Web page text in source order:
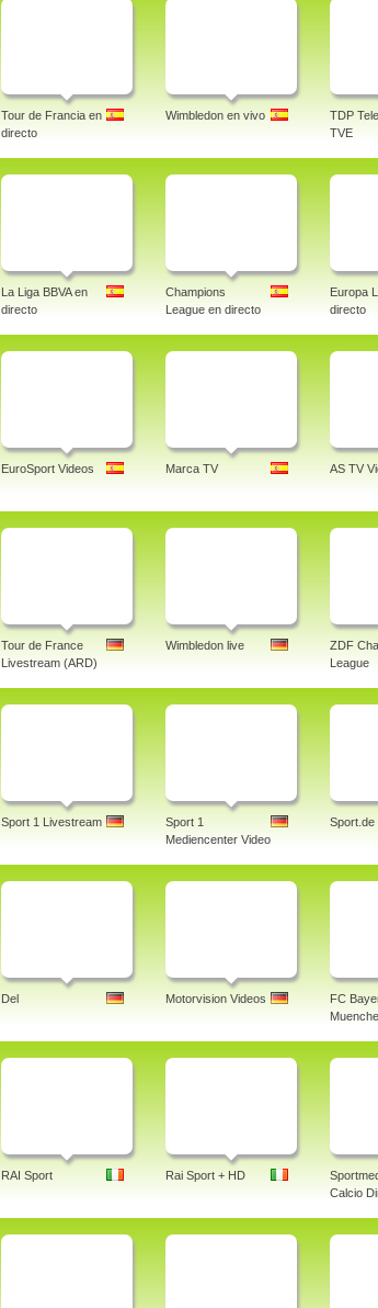
Tour de Francia en
directo
Wimbledon en vivo
TDP
TVE
La Liga BBVA en
directo
Champions
League en directo
Europa
directo
EuroSport Videos Marca TV AS TV
Tour de France
Livestream (ARD)
Wimbledon live
ZDF
League
Sport 1 Livestream
Sport 1
Mediencenter Video
Sport.de
Del Motorvision Videos
FC
RAI Sport Rai Sport + HD
Calcio